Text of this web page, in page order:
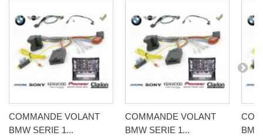
COMMANDE VOLANT
BMW SERIE 1...
COMMANDE VOLANT
BMW SERIE 1...